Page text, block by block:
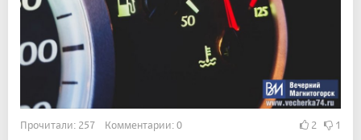
Прочитали: 257 Комментарии: 0 2 1